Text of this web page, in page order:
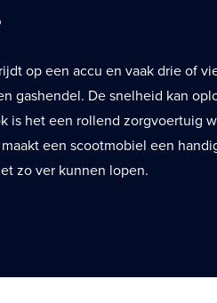
op een accu en vaak drie of
gashendel. De snelheid kan
is het een rollend zorgvoertuig
een scootmobiel een
zo ver kunnen lopen.